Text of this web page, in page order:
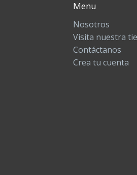
Menu
Nosotros
Visita nuestra
Contáctanos
Crea tu cuenta